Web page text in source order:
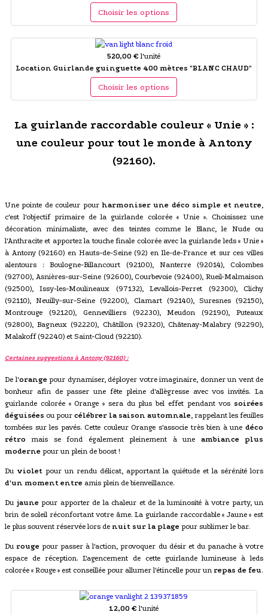
Choisir les options
520,00 € l'unité
Location Guirlande guinguette 400 mètres "BLANC CHAUD"
Choisir les options
La guirlande raccordable couleur « Unie » :
une couleur pour tout le monde à Antony
(92160).
Une pointe de couleur pour harmoniser une déco simple et neutre,
c'est l'objectif primaire de la guirlande colorée « Unie ». Choisissez une
décoration minimaliste, avec des teintes comme le Blanc, le Nude ou
l'Anthracite et apportez la touche finale colorée avec la guirlande leds « Unie »
à Antony (92160) en Hauts-de-Seine (92) en Ile-de-France et sur ces villes
alentours : Boulogne-Billancourt (92100), Nanterre (92014), Colombes
(92700), Asnières-sur-Seine (92600), Courbevoie (92400), Rueil-Malmaison
(92500), Issy-les-Moulineaux (97132), Levallois-Perret (92300), Clichy
(92110), Neuilly-sur-Seine (92200), Clamart (92140), Suresnes (92150),
Montrouge (92120), Gennevilliers (92230), Meudon (92190), Puteaux
(92800), Bagneux (92220), Châtillon (92320), Châtenay-Malabry (92290),
Malakoff (92240) et Saint-Cloud (92210).
Certaines suggestions à Antony (92160) :
De l'orangepour dynamiser, déployer votre imaginaire, donner un vent de
bonheur afin de passer une fête pleine d'allègresse avec vos invités. La
guirlande colorée « Orange » sera du plus bel effet pendant vos soirées
déguisées ou pour célébrer la saison automnale, rappelant les feuilles
tombées sur les pavés. Cette couleur Orange s'associe très bien à une déco
rétro mais se fond également pleinement à une ambiance plus
moderne pour un plein de boost !
Du violetpour un rendu délicat, apportant la quiétude et la sérénité lors
d'un moment entre amis plein de bienveillance.
Du jaunepour apporter de la chaleur et de la luminosité à votre party, un
brin de soleil réconfortant votre âme. La guirlande raccordable « Jaune » est
le plus souvent réservée lors de nuit sur la plage pour sublimer le bar.
Du rouge pour passer à l'action, provoquer du désir et du panache à votre
espace de réception. L'agencement de cette guirlande lumineuse à leds
colorée « Rouge » est conseillée pour allumer l'étincelle pour un repas de feu.
12,00 € l'unité